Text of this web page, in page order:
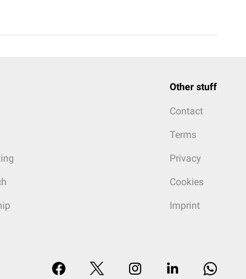
Other stuff
Contact
Terms
Privacy
Cookies
Imprint